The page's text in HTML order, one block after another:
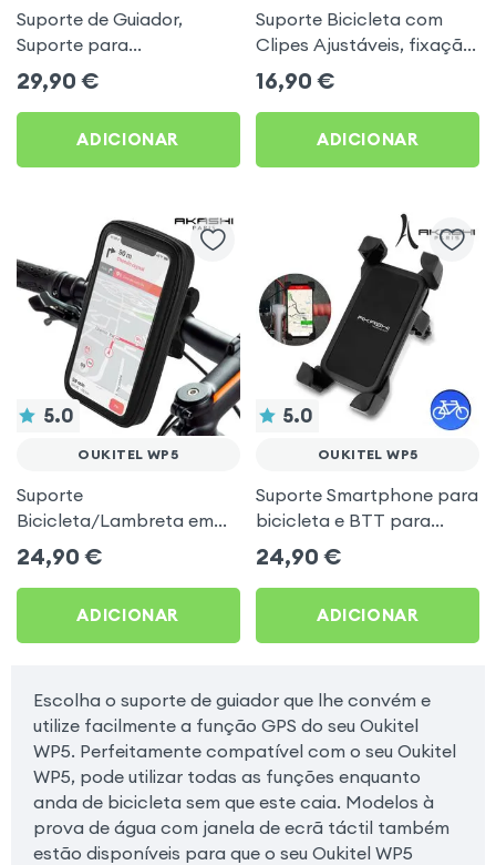
Suporte de Guiador,
Suporte para
Motocicletas, Bicicletas,
Carrinhos, Passadeiras...
Linq - Preto para Oukitel
29,90 €
ADICIONAR
Suporte Bicicleta com
Clipes Ajustáveis, fixação
guiador da LinQ - Preto
para Oukitel WP5
16,90 €
ADICIONAR
5.0
OUKITEL WP5
Suporte
Bicicleta/Lambreta em
Silicone fixação guiador,
Forever - Preto para
Oukitel WP5
24,90 €
ADICIONAR
5.0
OUKITEL WP5
Suporte Smartphone para
bicicleta e BTT para
Oukitel WP5
24,90 €
ADICIONAR
Escolha o suporte de guiador que lhe convém e
utilize facilmente a função GPS do seu Oukitel
WP5. Perfeitamente compatível com o seu Oukitel
WP5, pode utilizar todas as funções enquanto
anda de bicicleta sem que este caia. Modelos à
prova de água com janela de ecrã táctil também
estão disponíveis para que o seu Oukitel WP5